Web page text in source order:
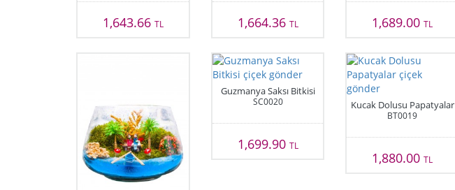
1,643.66 TL 1,664.36 TL 1,689.00TL
Guzmanya Saksı Bitkisi
SC0020
1,699.90 TL
Kucak Dolusu Papatyalar
BT0019
1,880.00TL